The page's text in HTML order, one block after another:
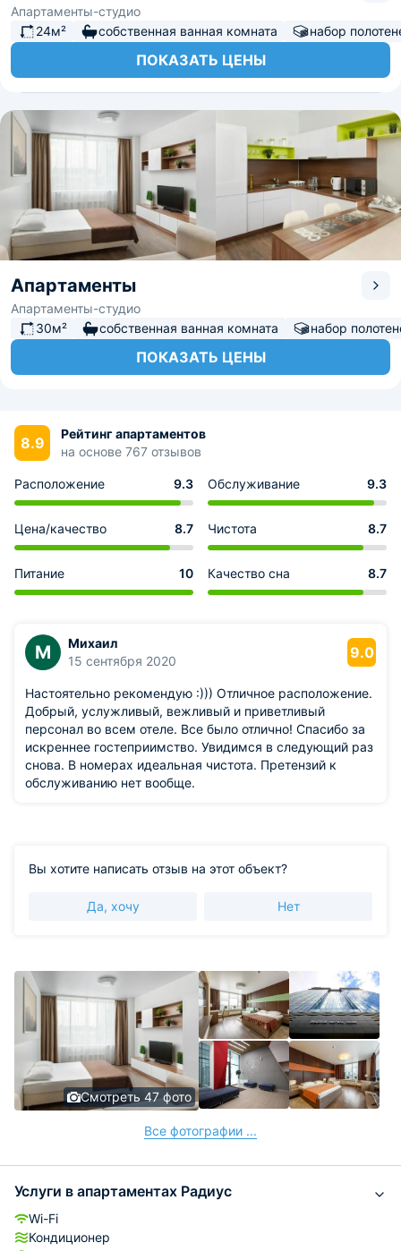
Апартаменты-студио
24м²
собственная ванная комната набор
ПОКАЗАТЬ ЦЕНЫ
Апартаменты
Апартаменты-студио
30м²
собственная ванная комната набор
ПОКАЗАТЬ ЦЕНЫ
8.9
Рейтинг апартаментов
на основе 767 отзывов
Расположение 9.3 Обслуживание 9.3
Цена/качество 8.7 Чистота 8.7
Питание 10 Качество сна 8.7
М
Михаил
15 сентября 2020
9.0
Настоятельно рекомендую :))) Отличное расположение.
Добрый, услужливый, вежливый и приветливый
персонал во всем отеле. Все было отлично! Спасибо за
искреннее гостеприимство. Увидимся в следующий раз
снова. В номерах идеальная чистота. Претензий к
обслуживанию нет вообще.
Вы хотите написать отзыв на этот объект?
Да, хочу Нет
Смотреть 47 фото
Все фотографии ...
Услуги в апартаментах Радиус
Wi-Fi
Кондиционер